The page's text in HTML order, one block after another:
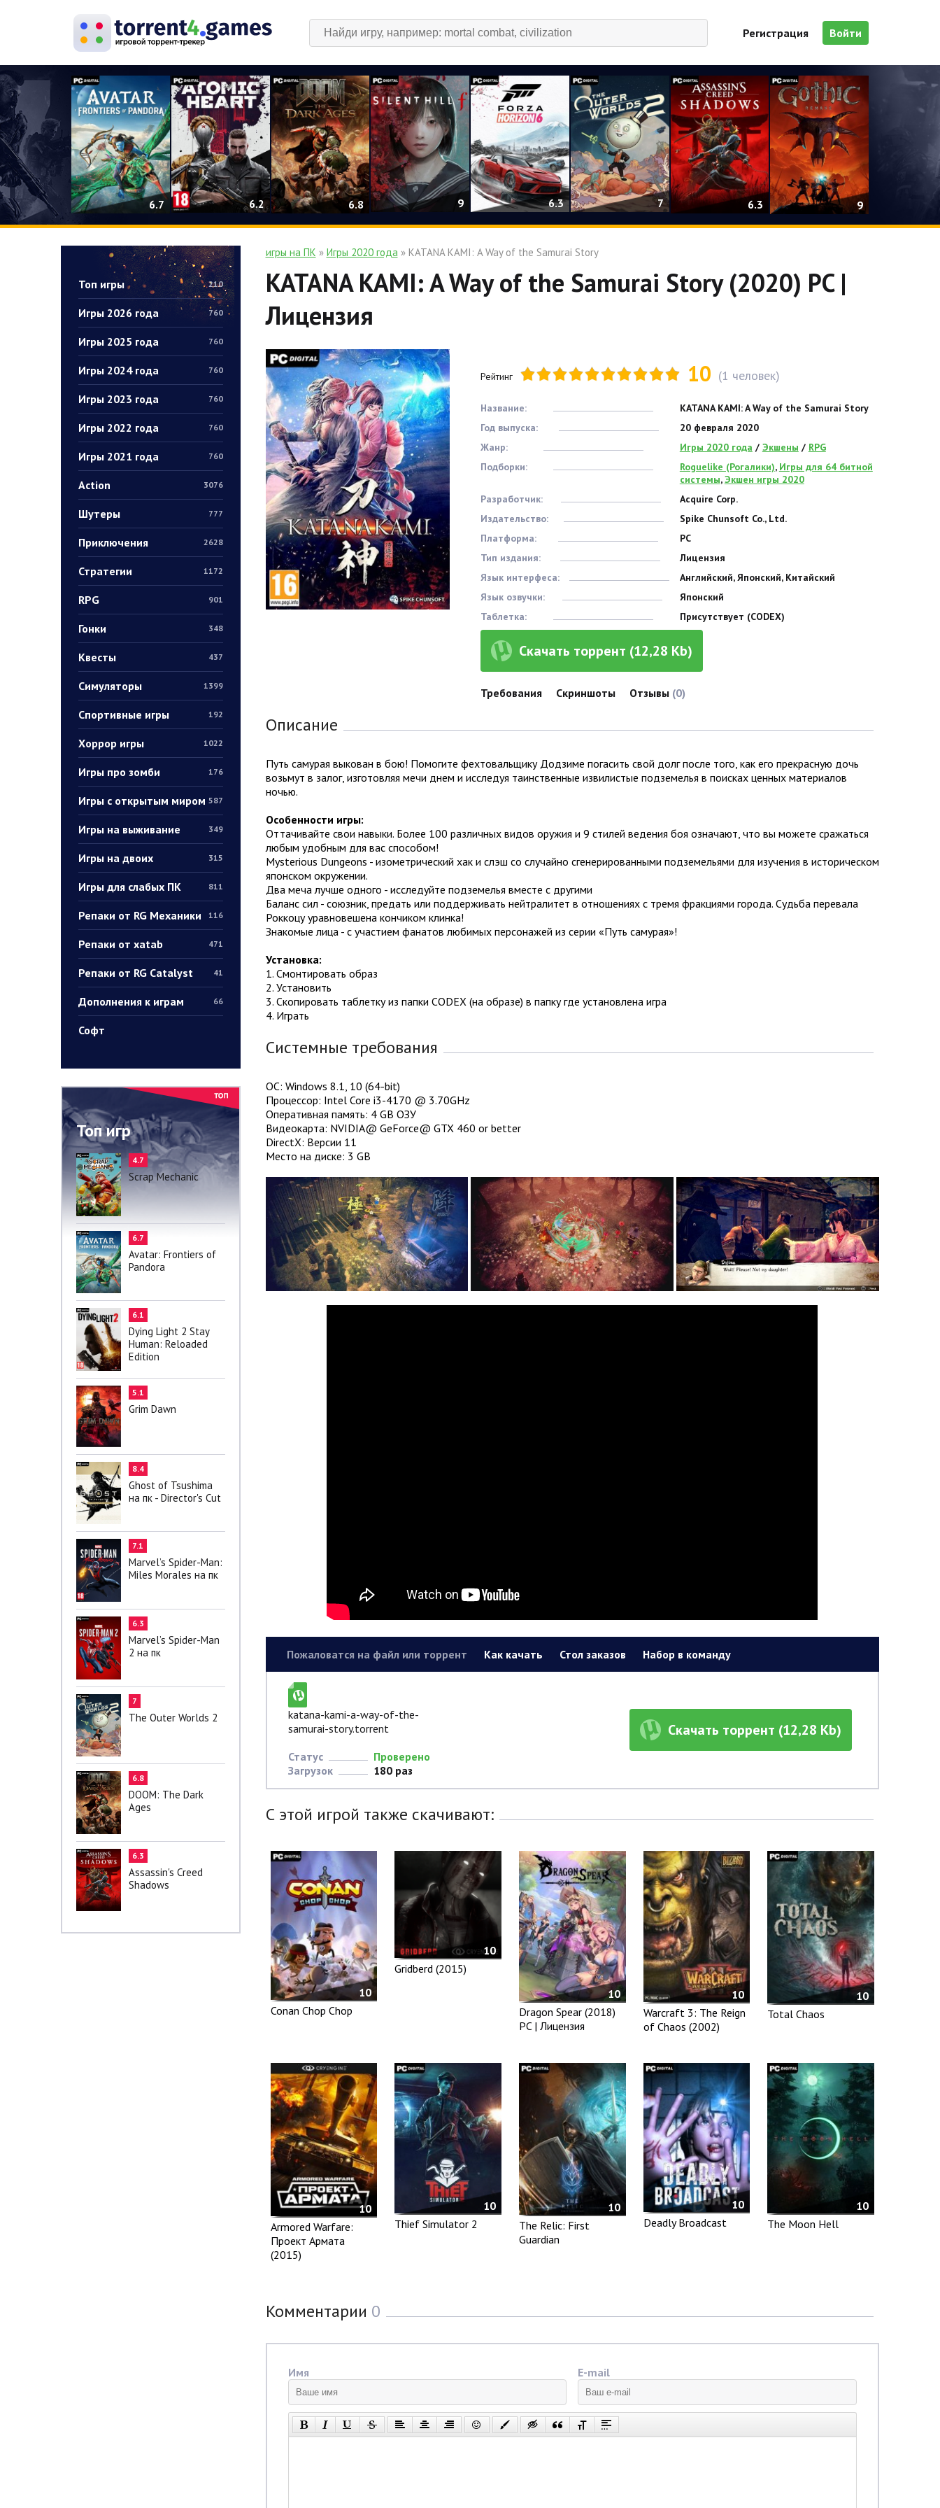
Регистрация Войти
6.7 6.2 6.8 9 6.3 7 6.3 9
Топ игры 210
Игры 2026 года 760
Игры 2025 года 760
Игры 2024 года 760
Игры 2023 года 760
Игры 2022 года 760
Игры 2021 года 760
Action 3076
Шутеры 777
Приключения 2628
Стратегии 1172
RPG 901
Гонки 348
Квесты 437
Симуляторы 1399
Спортивные игры 192
Хоррор игры 1022
Игры про зомби 176
Игры с открытым миром 587
Игры на выживание 349
Игры на двоих 315
Игры для слабых ПК 811
Репаки от RG Механики 116
Репаки от xatab 471
Репаки от RG Catalyst 41
Дополнения к играм 66
Софт
Топ игр
4.7
Scrap Mechanic
6.7
Avatar: Frontiers of
Pandora
6.1
Dying Light 2 Stay
Human: Reloaded
Edition
5.1
Grim Dawn
8.4
Ghost of Tsushima
на пк - Director's Cut
7.1
Marvel’s Spider-Man:
Miles Morales на пк
6.3
Marvel’s Spider-Man
2 на пк
7
The Outer Worlds 2
6.8
DOOM: The Dark
Ages
6.3
Assassin's Creed
Shadows
игры на ПК » Игры 2020 года» KATANA KAMI: A Way of the Samurai Story
KATANA KAMI: A Way of the Samurai Story (2020) PC |
Лицензия
Рейтинг 10 (1 человек)
Название:
KATANA KAMI: A Way of the Samurai Story
Год выпуска:
20 февраля 2020
Жанр:
Игры 2020 года / Экшены / RPG
Подборки:
Roguelike (Рогалики), Игры для 64 битной
системы,Экшен игры 2020
Разработчик:
Acquire Corp.
Издательство:
Spike Chunsoft Co., Ltd.
Платформа:
PC
Тип издания:
Лицензия
Язык интерфеса:
Английский, Японский, Китайский
Язык озвучки:
Японский
Таблетка:
Присутствует (CODEX)
Скачать торрент (12,28 Kb)
Требования Скриншоты Отзывы (0)
Описание
Путь самурая выкован в бою! Помогите фехтовальщику Додзиме погасить свой долг после того, как его прекрасную дочь
возьмут в залог, изготовляя мечи днем ​​и исследуя таинственные извилистые подземелья в поисках ценных материалов
ночью.
Особенности игры:
Оттачивайте свои навыки. Более 100 различных видов оружия и 9 стилей ведения боя означают, что вы можете сражаться
любым удобным для вас способом!
Mysterious Dungeons - изометрический хак и слэш со случайно сгенерированными подземельями для изучения в историческом
японском окружении.
Два меча лучше одного - исследуйте подземелья вместе с другими
Баланс сил - союзник, предать или поддерживать нейтралитет в отношениях с тремя фракциями города. Судьба перевала
Роккоцу уравновешена кончиком клинка!
Знакомые лица - с участием фанатов любимых персонажей из серии «Путь самурая»!
Установка:
1. Смонтировать образ
2. Установить
3. Скопировать таблетку из папки CODEX (на образе) в папку где установлена игра
4. Играть
Системные требования
ОС: Windows 8.1, 10 (64-bit)
Процессор: Intel Core i3-4170 @ 3.70GHz
Оперативная память: 4 GB ОЗУ
Видеокарта: NVIDIA@ GeForce@ GTX 460 or better
DirectX: Версии 11
Место на диске: 3 GB
Пожаловатся на файл или торрент Как качать Стол заказов Набор в команду
katana-kami-a-way-of-the-
samurai-story.torrent
Статус
Проверено
Загрузок
180 раз
Скачать торрент (12,28 Kb)
С этой игрой также скачивают:
10
Conan Chop Chop
10
Gridberd (2015)
10
Dragon Spear (2018)
PC | Лицензия
10
Warcraft 3: The Reign
of Chaos (2002)
10
Total Chaos
10
Armored Warfare:
Проект Армата
(2015)
10
Thief Simulator 2
10
The Relic: First
Guardian
10
Deadly Broadcast
10
The Moon Hell
Комментарии 0
Имя E-mail